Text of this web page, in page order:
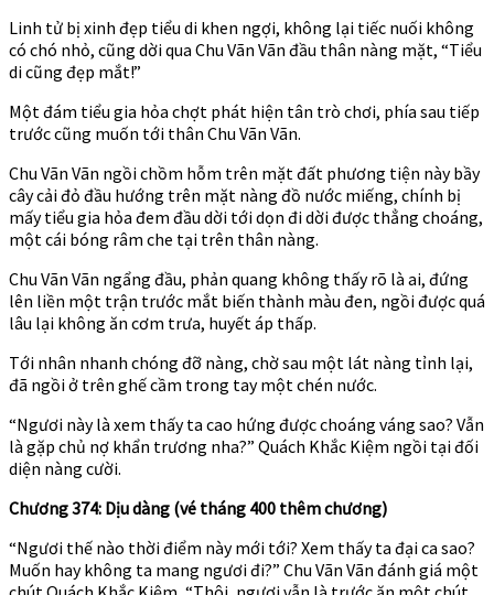
Linh tử bị xinh đẹp tiểu di khen ngợi, không lại tiếc nuối không
có chó nhỏ, cũng dời qua Chu Vãn Vãn đầu thân nàng mặt, “Tiểu
di cũng đẹp mắt!”
Một đám tiểu gia hỏa chợt phát hiện tân trò chơi, phía sau tiếp
trước cũng muốn tới thân Chu Vãn Vãn.
Chu Vãn Vãn ngồi chồm hỗm trên mặt đất phương tiện này bầy
cây cải đỏ đầu hướng trên mặt nàng đồ nước miếng, chính bị
mấy tiểu gia hỏa đem đầu dời tới dọn đi dời được thẳng choáng,
một cái bóng râm che tại trên thân nàng.
Chu Vãn Vãn ngẩng đầu, phản quang không thấy rõ là ai, đứng
lên liền một trận trước mắt biến thành màu đen, ngồi được quá
lâu lại không ăn cơm trưa, huyết áp thấp.
Tới nhân nhanh chóng đỡ nàng, chờ sau một lát nàng tỉnh lại,
đã ngồi ở trên ghế cầm trong tay một chén nước.
“Ngươi này là xem thấy ta cao hứng được choáng váng sao? Vẫn
là gặp chủ nợ khẩn trương nha?” Quách Khắc Kiệm ngồi tại đối
diện nàng cười.
Chương 374: Dịu dàng (vé tháng 400 thêm chương)
“Ngươi thế nào thời điểm này mới tới? Xem thấy ta đại ca sao?
Muốn hay không ta mang ngươi đi?” Chu Vãn Vãn đánh giá một